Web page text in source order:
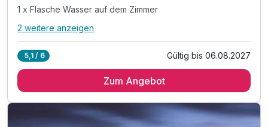
1 x Flasche Wasser auf dem Zimmer
Alle Inklusivleistungen
täglich reichhaltiges Frühstücksbuffet
1 x Flasche Wasser auf dem Zimmer
2 weitere anzeigen
5,1 / 6 Gültig bis 06.08.2027
Zum Angebot